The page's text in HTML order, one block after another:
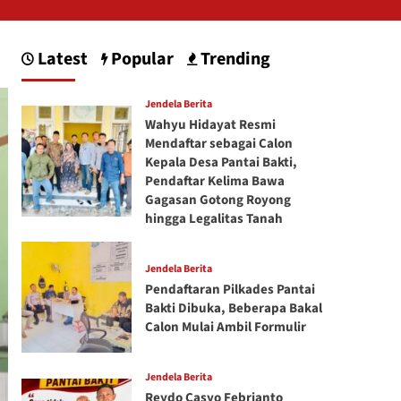
Latest Popular Trending
Jendela Berita
Wahyu Hidayat Resmi
Mendaftar sebagai Calon
Kepala Desa Pantai Bakti,
Pendaftar Kelima Bawa
Gagasan Gotong Royong
hingga Legalitas Tanah
Jendela Berita
Pendaftaran Pilkades Pantai
Bakti Dibuka, Beberapa Bakal
Calon Mulai Ambil Formulir
Jendela Berita